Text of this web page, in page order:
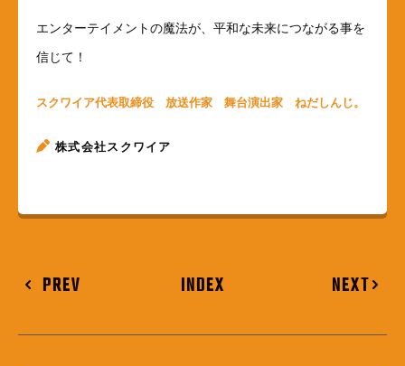
エンターテイメントの魔法が、平和な未来につながる事を
信じて！
スクワイア代表取締役 放送作家 舞台演出家 ねだしんじ。
株式会社スクワイア
PREV INDEX NEXT